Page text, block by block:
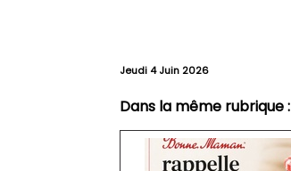
Jeudi 4 Juin 2026
Dans la même rubrique :